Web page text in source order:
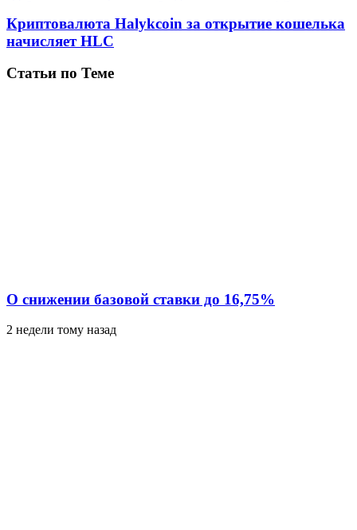
Криптовалюта Halykcoin за открытие кошелька
начисляет HLC
Статьи по Теме
О снижении базовой ставки до 16,75%
2 недели тому назад